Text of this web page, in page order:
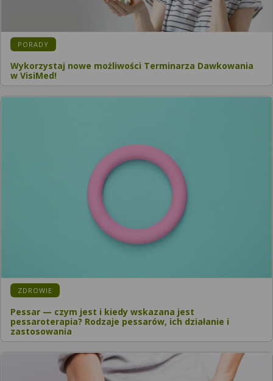
PORADY
Wykorzystaj nowe możliwości Terminarza Dawkowania
w VisiMed!
ZDROWIE
Pessar — czym jest i kiedy wskazana jest
pessaroterapia? Rodzaje pessarów, ich działanie i
zastosowania